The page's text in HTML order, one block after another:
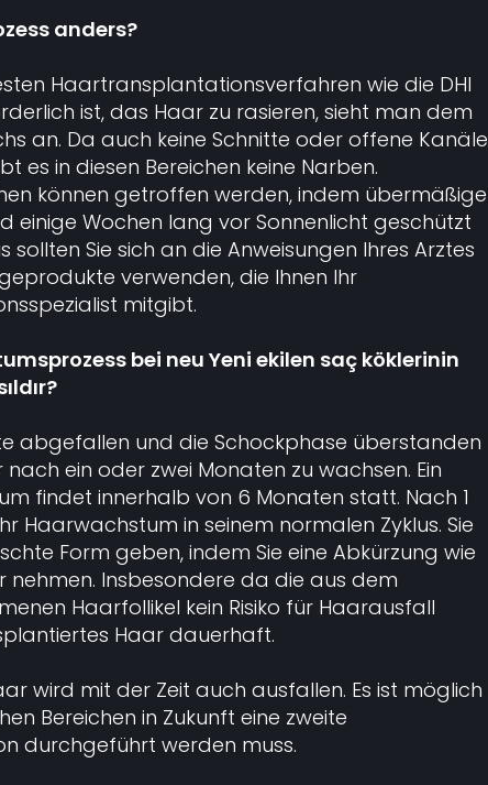
anders?
Haartransplantationsverfahren wie die DHI
ist, das Haar zu rasieren, sieht man dem
an. Da auch keine Schnitte oder offene Kanäle
es in diesen Bereichen keine Narben.
können getroffen werden, indem übermäßige
einige Wochen lang vor Sonnenlicht geschützt
sollten Sie sich an die Anweisungen Ihres Arztes
verwenden, die Ihnen Ihr
mitgibt.
bei neu Yeni ekilen saç köklerinin
abgefallen und die Schockphase überstanden
ein oder zwei Monaten zu wachsen. Ein
findet innerhalb von 6 Monaten statt. Nach 1
Haarwachstum in seinem normalen Zyklus. Sie
Form geben, indem Sie eine Abkürzung wie
nehmen. Insbesondere da die aus dem
Haarfollikel kein Risiko für Haarausfall
Haar dauerhaft.
wird mit der Zeit auch ausfallen. Es ist möglich
Bereichen in Zukunft eine zweite
durchgeführt werden muss.